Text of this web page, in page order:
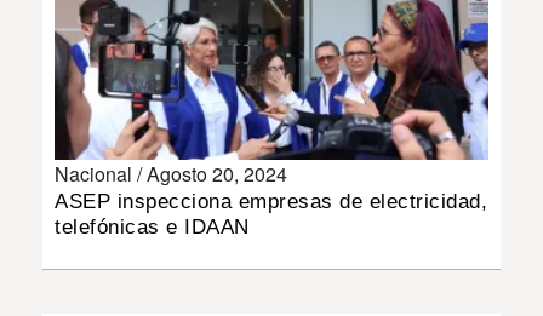
Nacional /Agosto 20, 2024
ASEP inspecciona empresas de electricidad,
telefónicas e IDAAN